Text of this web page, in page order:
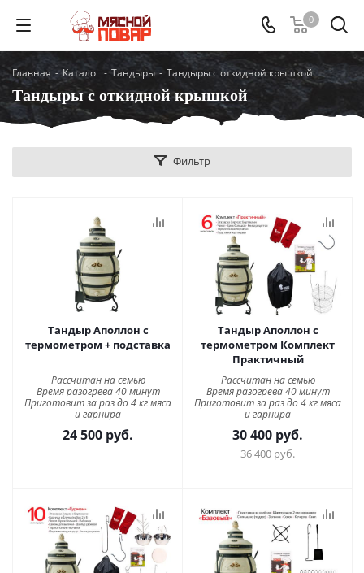
0
Главная - Каталог - Тандыры - Тандыры с откидной крышкой
Тандыры с откидной крышкой
Фильтр
Тандыр Аполлон с
термометром + подставка
Рассчитан на семью
Время разогрева 40 минут
Приготовит за раз до 4 кг мяса
и гарнира
24 500 руб.
Тандыр Аполлон с
термометром Комплект
Практичный
Рассчитан на семью
Время разогрева 40 минут
Приготовит за раз до 4 кг мяса
и гарнира
30 400 руб.
36 400руб.